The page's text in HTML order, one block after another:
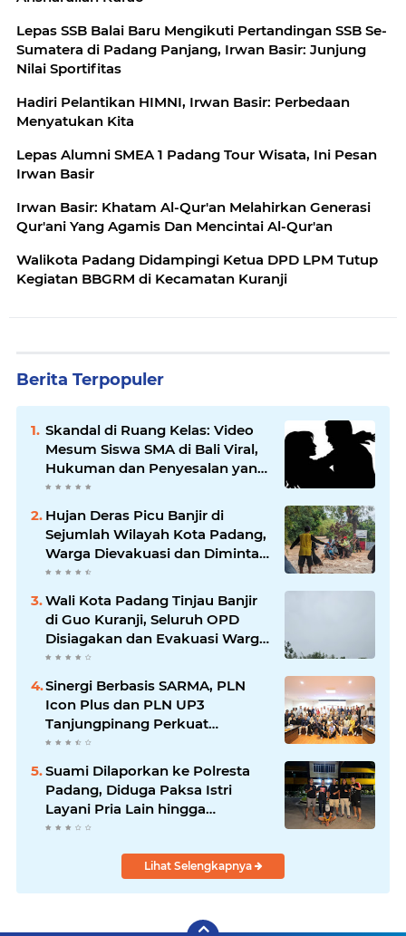
Lepas SSB Balai Baru Mengikuti Pertandingan SSB Se-
Sumatera di Padang Panjang, Irwan Basir: Junjung
Nilai Sportifitas
Hadiri Pelantikan HIMNI, Irwan Basir: Perbedaan
Menyatukan Kita
Lepas Alumni SMEA 1 Padang Tour Wisata, Ini Pesan
Irwan Basir
Irwan Basir: Khatam Al-Qur'an Melahirkan Generasi
Qur'ani Yang Agamis Dan Mencintai Al-Qur'an
Walikota Padang Didampingi Ketua DPD LPM Tutup
Kegiatan BBGRM di Kecamatan Kuranji
Berita Terpopuler
Skandal di Ruang Kelas: Video
Mesum Siswa SMA di Bali Viral,
Hukuman dan Penyesalan yang
Mengikuti
Hujan Deras Picu Banjir di
Sejumlah Wilayah Kota Padang,
Warga Dievakuasi dan Diminta
Waspada Banjir Susulan
Wali Kota Padang Tinjau Banjir
di Guo Kuranji, Seluruh OPD
Disiagakan dan Evakuasi Warga
Dipercepat
Sinergi Berbasis SARMA, PLN
Icon Plus dan PLN UP3
Tanjungpinang Perkuat
Kolaborasi Strategis
Suami Dilaporkan ke Polresta
Padang, Diduga Paksa Istri
Layani Pria Lain hingga
Berulang Kali
Lihat Selengkapnya